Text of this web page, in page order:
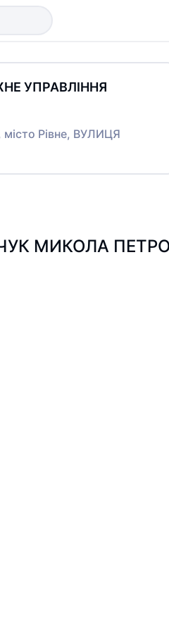
УПРАВЛІННЯ
місто Рівне, ВУЛИЦЯ
МИКОЛА